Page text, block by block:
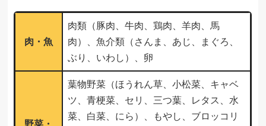
肉・魚
肉類（豚肉、牛肉、鶏肉、羊肉、馬
肉）、魚介類（さんま、あじ、まぐろ、
ぶり、いわし）、卵
葉物野菜（ほうれん草、小松菜、キャベ
ツ、青梗菜、セリ、三つ葉、レタス、水
菜、白菜、にら）、もやし、ブロッコリ